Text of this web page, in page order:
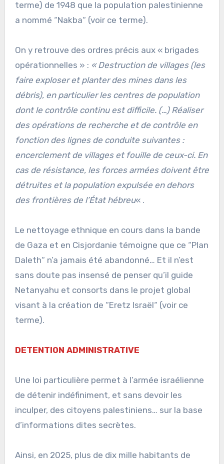
terme) de 1948 que la population palestinienne
a nommé “Nakba“ (voir ce terme).
On y retrouve des ordres précis aux « brigades
opérationnelles » : « Destruction de villages (les
faire exploser et planter des mines dans les
débris), en particulier les centres de population
dont le contrôle continu est difficile. (…) Réaliser
des opérations de recherche et de contrôle en
fonction des lignes de conduite suivantes :
encerclement de villages et fouille de ceux-ci. En
cas de résistance, les forces armées doivent être
détruites et la population expulsée en dehors
des frontières de l’État hébreu« .
Le nettoyage ethnique en cours dans la bande
de Gaza et en Cisjordanie témoigne que ce “Plan
Daleth“ n’a jamais été abandonné… Et il n’est
sans doute pas insensé de penser qu’il guide
Netanyahu et consorts dans le projet global
visant à la création de “Eretz Israël“ (voir ce
terme).
DETENTION ADMINISTRATIVE
Une loi particulière permet à l’armée israélienne
de détenir indéfiniment, et sans devoir les
inculper, des citoyens palestiniens… sur la base
d’informations dites secrètes.
Ainsi, en 2025, plus de dix mille habitants de